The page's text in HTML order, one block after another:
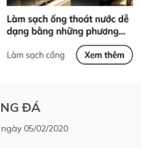
ĐÁ
05/02/2020